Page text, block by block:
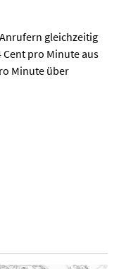
gleichzeitig
pro Minute aus
Minute über